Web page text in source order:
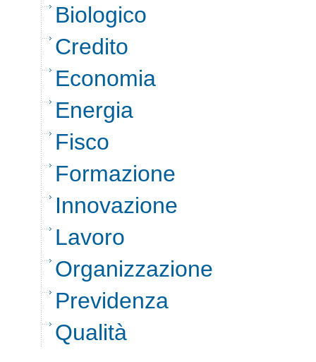
Biologico
Credito
Economia
Energia
Fisco
Formazione
Innovazione
Lavoro
Organizzazione
Previdenza
Qualità